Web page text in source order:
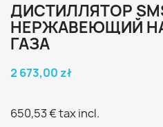
ДИСТИЛЛЯТОР
НЕРЖАВЕЮЩИЙ НА
ГАЗА
2 673,00 zł
650,53 €tax incl.